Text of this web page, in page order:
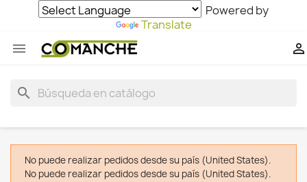
Powered by
Translate
 
search
No puede realizar pedidos desde su país (United States).
No puede realizar pedidos desde su país (United States).